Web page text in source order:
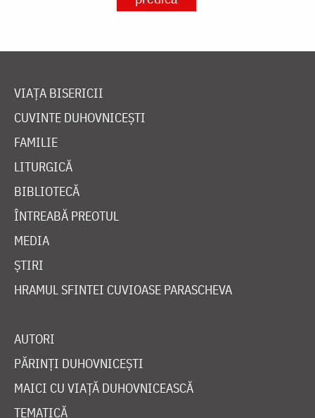
VIAȚA BISERICII
CUVINTE DUHOVNICEȘTI
FAMILIE
LITURGICĂ
BIBLIOTECĂ
ÎNTREABĂ PREOTUL
MEDIA
ȘTIRI
HRAMUL SFINTEI CUVIOASE PARASCHEVA
AUTORI
PĂRINȚI DUHOVNICEȘTI
MAICI CU VIAȚĂ DUHOVNICEASCĂ
TEMATICĂ